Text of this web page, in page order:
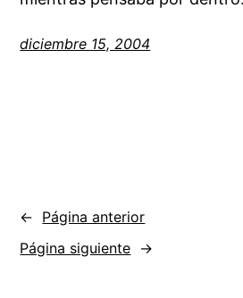
diciembre 15, 2004
← Página anterior
Página siguiente →